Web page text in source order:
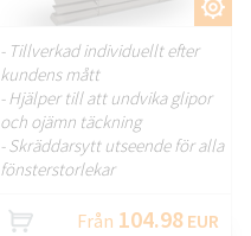
ANPASSA.
- Tillverkad individuellt efter
kundens mått
- Hjälper till att undvika glipor
och ojämn täckning
- Skräddarsytt utseende för alla
fönsterstorlekar
Från 104.98 EUR